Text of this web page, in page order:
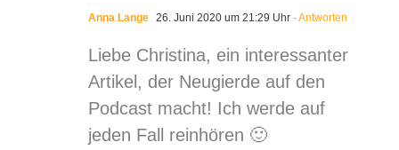
Anna Lange 26. Juni 2020 um 21:29 Uhr - Antworten
Liebe Christina, ein interessanter
Artikel, der Neugierde auf den
Podcast macht! Ich werde auf
jeden Fall reinhören 🙂